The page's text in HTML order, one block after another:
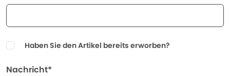
Haben Sie den Artikel bereits erworben?
Nachricht*